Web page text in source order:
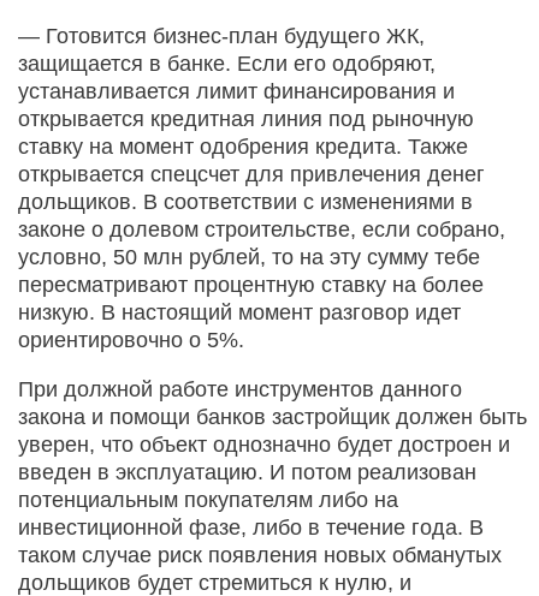
— Готовится бизнес-план будущего ЖК,
защищается в банке. Если его одобряют,
устанавливается лимит финансирования и
открывается кредитная линия под рыночную
ставку на момент одобрения кредита. Также
открывается спецсчет для привлечения денег
дольщиков. В соответствии с изменениями в
законе о долевом строительстве, если собрано,
условно, 50 млн рублей, то на эту сумму тебе
пересматривают процентную ставку на более
низкую. В настоящий момент разговор идет
ориен­тировочно о 5%.
При должной работе инструментов данного
закона и помощи банков застройщик должен быть
уверен, что объект однозначно будет достроен и
введен в эксплуатацию. И потом реализован
потенциальным покупателям либо на
инвестиционной фазе, либо в течение года. В
таком случае риск появления новых обманутых
дольщиков будет стремиться к нулю, и